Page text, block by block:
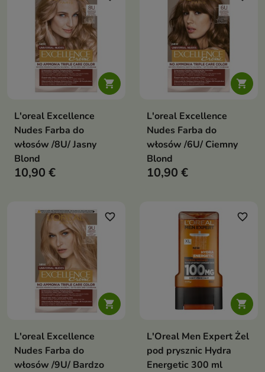

L'oreal Excellence
Nudes Farba do
włosów /8U/ Jasny
Blond
10,90 €

L'oreal Excellence
Nudes Farba do
włosów /6U/ Ciemny
Blond
10,90 €

favorite_border
L'oreal Excellence
Nudes Farba do
włosów /9U/ Bardzo

favorite_border
L'Oreal Men Expert Żel
pod prysznic Hydra
Energetic 300 ml